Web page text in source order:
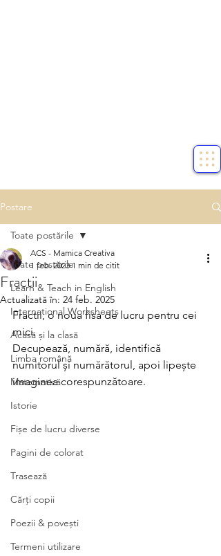
Postare
Toate postările
Learn & Teach in English
International Worksheets
Acasă și la clasă
Limba română
Matematică
Istorie
Fișe de lucru diverse
Pagini de colorat
Trasează
Cărți copii
Poezii & povești
Termeni utilizare
Toate postările
Fractii
ACS - Mamica Creativa
1 feb. 2023 1 min de citit
Actualizată în: 24 feb. 2025
Fractii, o noua fisa de lucru pentru cei
mici.
Decupează, numără, identifică
numitorul și numărătorul, apoi lipește
imaginea corespunzătoare.